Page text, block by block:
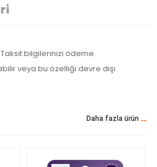
bilgilerinizi ödeme
veya bu özelliği devre dışı
Daha fazla ürün